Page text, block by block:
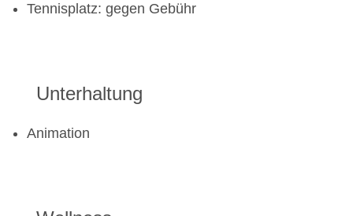
Tennisplatz: gegen Gebühr
Unterhaltung
Animation